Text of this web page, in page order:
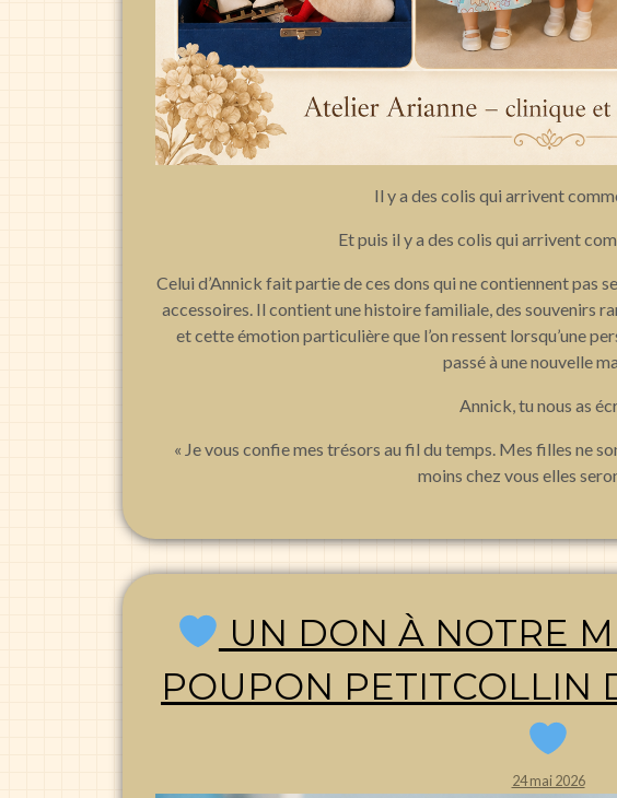
Il y a des colis qui arrivent
Et puis il y a des colis qui arrivent
Celui d’Annick fait partie de ces dons qui ne contiennent pas
accessoires. Il contient une histoire familiale, des souvenirs
et cette émotion particulière que l’on ressent lorsqu’une
passé à une nouvelle
Annick, tu nous as
« Je vous confie mes trésors au fil du temps. Mes filles ne
moins chez vous elles
UN DON À NOTRE
POUPON PETITCOLLIN
24 mai 2026